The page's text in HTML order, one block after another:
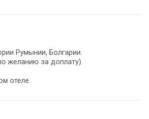
Румынии, Болгарии.
желанию за доплату).
отеле.